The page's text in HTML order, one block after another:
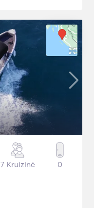
7 Kruizinė 0